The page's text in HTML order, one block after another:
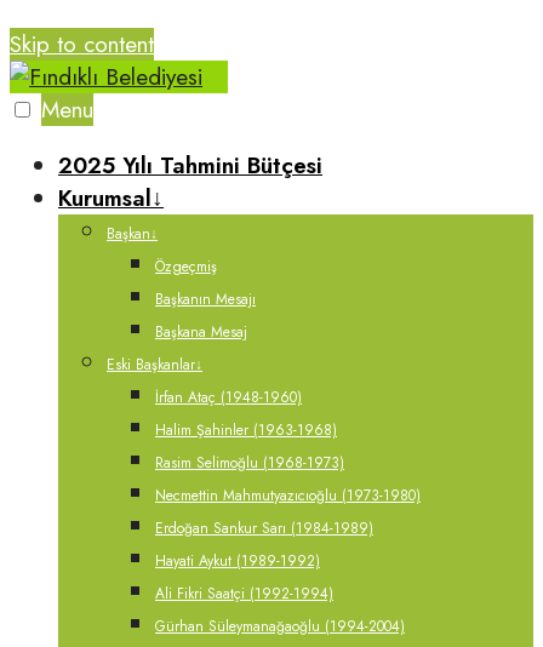
Skip to content
Menu
2025 Yılı Tahmini Bütçesi
Kurumsal↓
Başkan↓
Özgeçmiş
Başkanın Mesajı
Başkana Mesaj
Eski Başkanlar↓
İrfan Ataç (1948-1960)
Halim Şahinler (1963-1968)
Rasim Selimoğlu (1968-1973)
Necmettin Mahmutyazıcıoğlu (1973-1980)
Erdoğan Sankur Sarı (1984-1989)
Hayati Aykut (1989-1992)
Ali Fikri Saatçi (1992-1994)
Gürhan Süleymanağaoğlu (1994-2004)